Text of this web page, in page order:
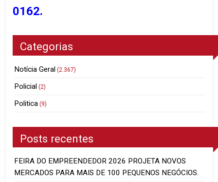
0162.
Categorias
Notícia Geral (2.367)
Policial (2)
Politica (9)
Posts recentes
FEIRA DO EMPREENDEDOR 2026 PROJETA NOVOS
MERCADOS PARA MAIS DE 100 PEQUENOS NEGÓCIOS.